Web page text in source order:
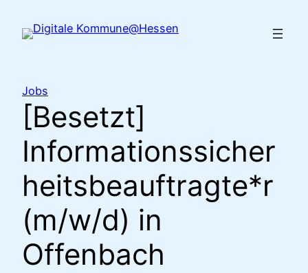
Inhalt
Jobs
[Besetzt]
Informationssicher
heitsbeauftragte*r
(m/w/d) in
Offenbach